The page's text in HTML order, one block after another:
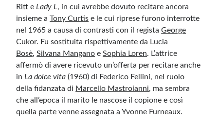
Ritt e Lady L, in cui avrebbe dovuto recitare ancora
insieme a Tony Curtis e le cui riprese furono interrotte
nel 1965 a causa di contrasti con il regista George
Cukor. Fu sostituita rispettivamente da Lucia
Bosè, Silvana Mangano e Sophia Loren. L’attrice
affermò di avere ricevuto un’offerta per recitare anche
in La dolce vita (1960) di Federico Fellini, nel ruolo
della fidanzata di Marcello Mastroianni, ma sembra
che all’epoca il marito le nascose il copione e così
quella parte venne assegnata a Yvonne Furneaux.